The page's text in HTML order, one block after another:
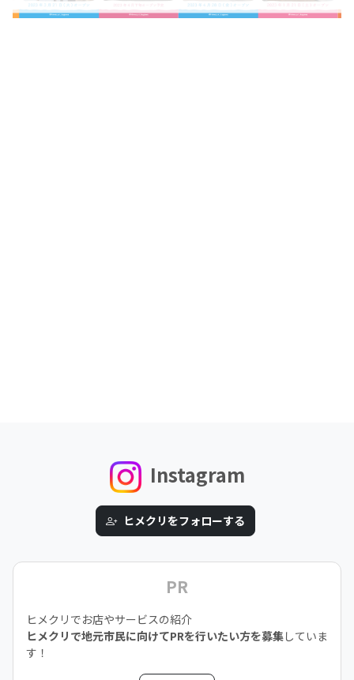
Instagram
ヒメクリをフォローする
PR
ヒメクリでお店やサービスの紹介
ヒメクリで地元市民に向けてPRを行いたい方を募集していま
す！